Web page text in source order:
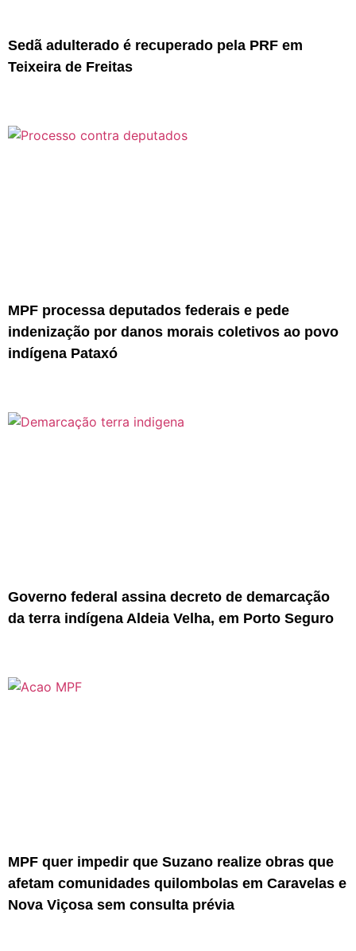
Sedã adulterado é recuperado pela PRF em
Teixeira de Freitas
MPF processa deputados federais e pede
indenização por danos morais coletivos ao povo
indígena Pataxó
Governo federal assina decreto de demarcação
da terra indígena Aldeia Velha, em Porto Seguro
MPF quer impedir que Suzano realize obras que
afetam comunidades quilombolas em Caravelas e
Nova Viçosa sem consulta prévia